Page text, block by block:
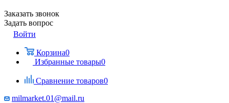
Заказать звонок
Задать вопрос
Войти
Корзина0
Избранные товары0
Сравнение товаров0
milmarket.01@mail.ru